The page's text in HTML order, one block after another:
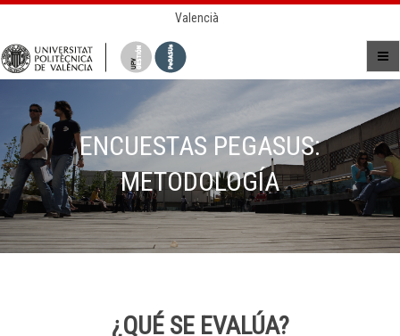
Valencià
ENCUESTAS PEGASUS:
METODOLOGÍA
¿QUÉ SE EVALÚA?